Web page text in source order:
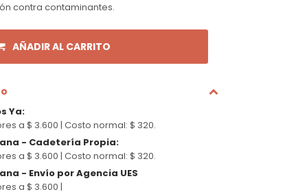
contra contaminantes.
AÑADIR AL CARRITO
Ya:
a $ 3.600 | Costo normal: $ 320.
- Cadetería Propia:
a $ 3.600 | Costo normal: $ 320.
- Envío por Agencia UES
a $ 3.600 |